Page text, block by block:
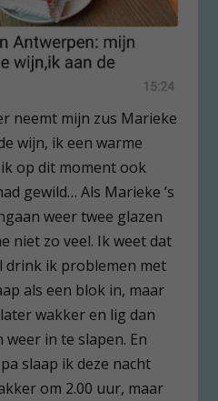
neemt mijn zus Marieke
wijn, ik een warme
op dit moment ook
gewild… Als Marieke ’s
weer twee glazen
niet zo veel. Ik weet dat
drink ik problemen met
als een blok in, maar
wakker en lig dan
in te slapen. En
slaap ik deze nacht
om 2.00 uur, maar